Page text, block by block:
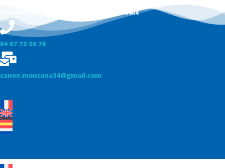
Kanoverhuur op de Gorges du Hérault
04 67 73 36 76
canoe.montana34@gmail.com